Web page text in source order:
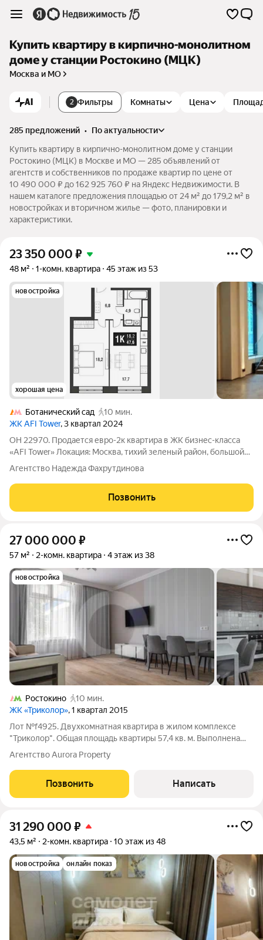
Купить квартиру в кирпично-монолитном
доме у станции Ростокино (МЦК)
Москва и МО
AI 2 Фильтры Комнаты Цена
285 предложений •
по актуальности
Купить квартиру в кирпично-монолитном доме у станции
Ростокино (МЦК) в Москве и МО — 285 объявлений от
агентств и собственников по продаже квартир по цене от
10 490 000 ₽ до 162 925 760 ₽ на Яндекс Недвижимости. В
нашем каталоге предложения площадью от 24 м² до 179,2 м² в
новостройках и вторичном жилье — фото, планировки и
характеристики.
23 350 000 ₽
48 м² 1-комн. квартира 45 этаж из 53
новостройка
хорошая цена
Ботанический сад
10 мин.
ЖК AFI Tower, 3 квартал 2024
ОН 22970. Продается евро-2к квартира в ЖК бизнес-класса
«AFI Tower» Локация: Москва, тихий зеленый район, большой
сквер у дома. Дом: сдан в 2024 году. Закрытая территория без
машин, подземный паркинг, консьерж-сервис. Отделка:
чистовая от
Агентство Надежда Фахрутдинова
Позвонить
27 000 000 ₽
57 м² 2-комн. квартира 4 этаж из 38
новостройка
Ростокино
10 мин.
ЖК «Триколор», 1 квартал 2015
Лот №f4925. Двухкомнатная квартира в жилом комплексе
"Триколор". Общая площадь квартиры 57,4 кв. м. Выполнена
отделка в современном стиле, спокойные цвета, элегантная
мебель. Планировка: прocтoрнaя кухня- гocтинaя 25 кв.м,
спальня 17 кв. м, пoлноcтью
Агентство Aurora Property
Позвонить Написать
31 290 000 ₽
43,5 м² 2-комн. квартира 10 этаж из 48
новостройка онлайн показ